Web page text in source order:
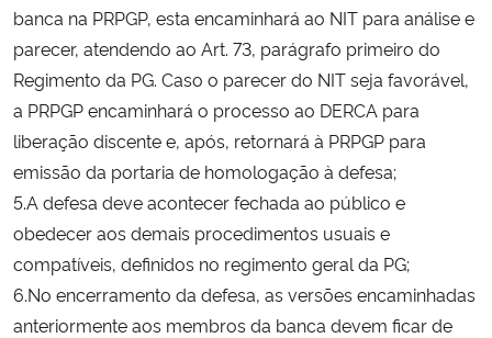
banca na PRPGP, esta encaminhará ao NIT para análise e
parecer, atendendo ao Art. 73, parágrafo primeiro do
Regimento da PG. Caso o parecer do NIT seja favorável,
a PRPGP encaminhará o processo ao DERCA para
liberação discente e, após, retornará à PRPGP para
emissão da portaria de homologação à defesa;
5.A defesa deve acontecer fechada ao público e
obedecer aos demais procedimentos usuais e
compatíveis, definidos no regimento geral da PG;
6.No encerramento da defesa, as versões encaminhadas
anteriormente aos membros da banca devem ficar de